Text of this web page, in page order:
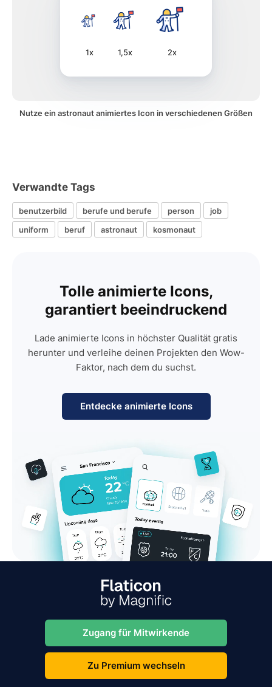
1x 1,5x 2x
Nutze ein astronaut animiertes Icon in verschiedenen Größen
Verwandte Tags
benutzerbild berufe und berufe person
job
uniform
beruf astronaut kosmonaut
Tolle animierte Icons,
garantiert beeindruckend
Lade animierte Icons in höchster Qualität gratis
herunter und verleihe deinen Projekten den Wow-
Faktor, nach dem du suchst.
Entdecke animierte Icons
Zugang für Mitwirkende
Zu Premium wechseln